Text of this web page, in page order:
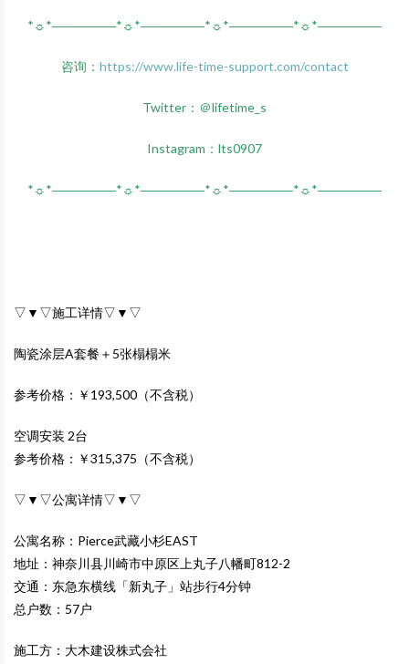
*☼*―――――*☼*―――――*☼*―――――*☼*―――――
咨询： https://www.life-time-support.com/contact
Twitter：＠lifetime_s
Instagram：lts0907
*☼*―――――*☼*―――――*☼*―――――*☼*―――――
▽▼▽施工详情▽▼▽
陶瓷涂层A套餐＋5张榻榻米
参考价格：￥193,500（不含税）
空调安装 2台
参考价格：￥315,375（不含税）
▽▼▽公寓详情▽▼▽
公寓名称：Pierce武藏小杉EAST
地址：神奈川县川崎市中原区上丸子八幡町812-2
交通：东急东横线「新丸子」站步行4分钟
总户数：57户
施工方：大木建设株式会社